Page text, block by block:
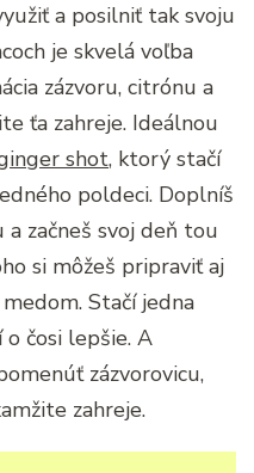
a posilniť tak svoju
je skvelá voľba
zázvoru, citrónu a
ťa zahreje. Ideálnou
shot, ktorý stačí
poldeci. Doplníš
začneš svoj deň tou
si môžeš pripraviť aj
Stačí jedna
čosi lepšie. A
zázvorovicu,
zahreje.